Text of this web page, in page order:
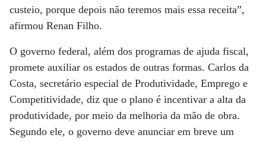
custeio, porque depois não teremos mais essa receita”,
afirmou Renan Filho.
O governo federal, além dos programas de ajuda fiscal,
promete auxiliar os estados de outras formas. Carlos da
Costa, secretário especial de Produtividade, Emprego e
Competitividade, diz que o plano é incentivar a alta da
produtividade, por meio da melhoria da mão de obra.
Segundo ele, o governo deve anunciar em breve um